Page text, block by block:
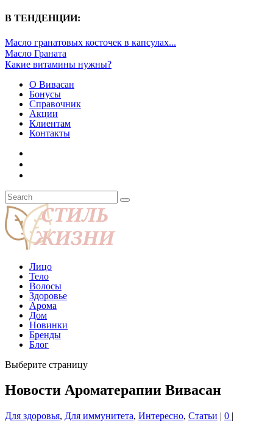
В ТЕНДЕНЦИИ:
Масло гранатовых косточек в капсулах...
Масло Граната
Какие витамины нужны?
О Вивасан
Бонусы
Справочник
Акции
Клиентам
Контакты
Лицо
Тело
Волосы
Здоровье
Арома
Дом
Новинки
Бренды
Блог
Выберите страницу
Новости Ароматерапии Вивасан
Для здоровья, Для иммунитета, Интересно, Статьи | 0 |